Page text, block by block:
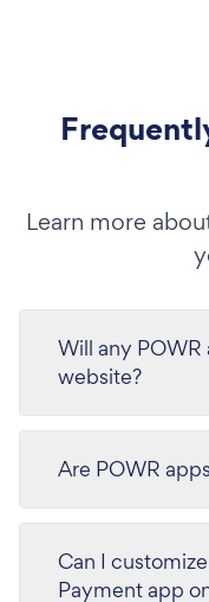
Learn more
Will any
website?
Are POWR
Can I
Payment app